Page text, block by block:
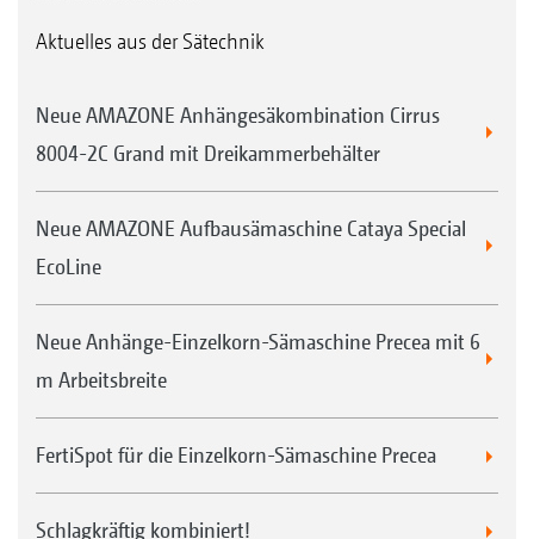
Aktuelles aus der Sätechnik
Neue AMAZONE Anhängesäkombination Cirrus
8004-2C Grand mit Dreikammerbehälter
Neue AMAZONE Aufbausämaschine Cataya Special
EcoLine
Neue Anhänge-Einzelkorn-Sämaschine Precea mit 6
m Arbeitsbreite
FertiSpot für die Einzelkorn-Sämaschine Precea
Schlagkräftig kombiniert!